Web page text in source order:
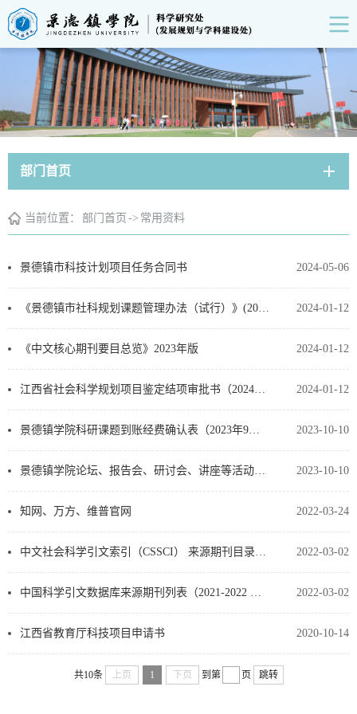
部门首页
当前位置： 部门首页 -> 常用资料
2024-05-06
景德镇市科技计划项目任务合同书
2024-01-12
《景德镇市社科规划课题管理办法（试行）》(2023年修订版)
2024-01-12
《中文核心期刊要目总览》2023年版
2024-01-12
江西省社会科学规划项目鉴定结项审批书（2024年修订版）
2023-10-10
景德镇学院科研课题到账经费确认表（2023年9月更新）
2023-10-10
景德镇学院论坛、报告会、研讨会、讲座等活动审批表（2023年10月更新）
2022-03-24
知网、万方、维普官网
2022-03-02
中文社会科学引文索引（CSSCI） 来源期刊目录（2021-2022）
2022-03-02
中国科学引文数据库来源期刊列表（2021-2022 年度）
2020-10-14
江西省教育厅科技项目申请书
共10条 上页 1 下页 到第 页 跳转